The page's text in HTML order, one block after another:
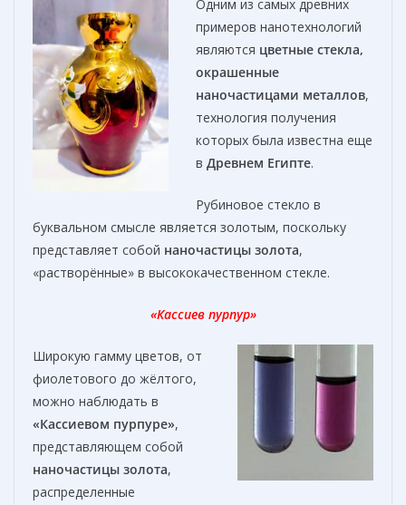
Одним из самых древних
примеров нанотехнологий
являются цветные стекла,
окрашенные
наночастицами металлов,
технология получения
которых была известна еще
в Древнем Египте.
Рубиновое стекло в
буквальном смысле является золотым, поскольку
представляет собой наночастицы золота,
«растворённые» в высококачественном стекле.
«Кассиев пурпур»
Широкую гамму цветов, от
фиолетового до жёлтого,
можно наблюдать в
«Кассиевом пурпуре»,
представляющем собой
наночастицы золота,
распределенные